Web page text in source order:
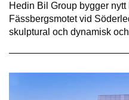
Hedin Bil Group bygger
Fässbergsmotet vid
skulptural och dynamisk